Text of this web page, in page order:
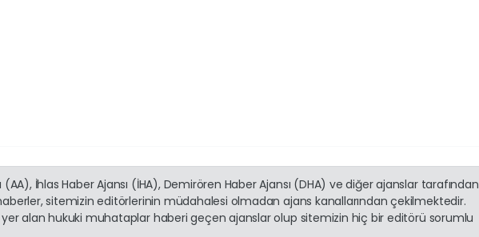
(AA), İhlas Haber Ajansı (İHA), Demirören Haber Ajansı (DHA) ve diğer ajanslar tarafından
sitemizin editörlerinin müdahalesi olmadan ajans kanallarından çekilmektedir.
alan hukuki muhataplar haberi geçen ajanslar olup sitemizin hiç bir editörü sorumlu